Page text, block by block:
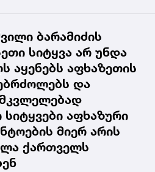
ბარამიძის
სიტყვა არ უნდა
აყენებს აფხაზეთის
და
სიტყვები აფხაზური
მიერ არის
ქართველს